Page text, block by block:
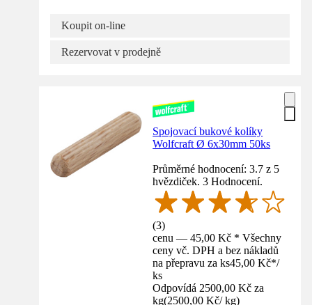
Koupit on-line
Rezervovat v prodejně
Spojovací bukové kolíky
Wolfcraft Ø 6x30mm 50ks
Průměrné hodnocení: 3.7 z 5
hvězdiček. 3 Hodnocení.
(3)
cenu — 45,00 Kč * Všechny
ceny vč. DPH a bez nákladů
na přepravu za ks45,00 Kč*/
ks
Odpovídá 2500,00 Kč za
kg(2500,00 Kč/ kg)